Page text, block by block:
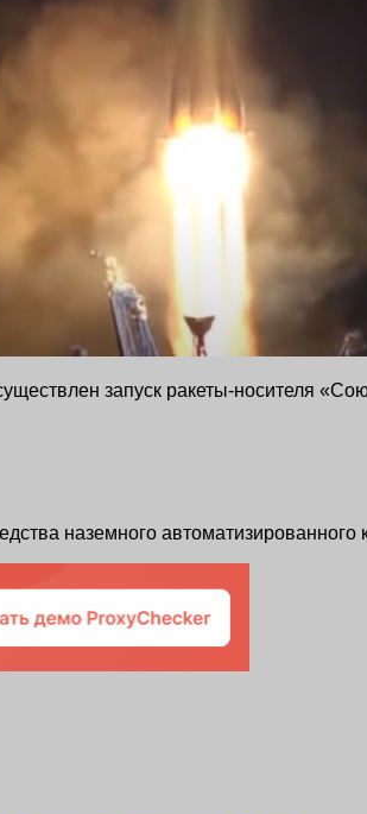
запуск ракеты-носителя
наземного автоматизированного